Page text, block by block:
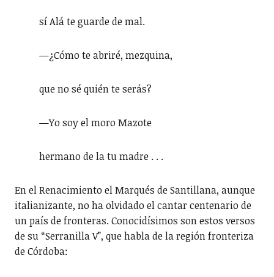
sí Alá te guarde de mal.
—¿Cómo te abriré, mezquina,
que no sé quién te serás?
—Yo soy el moro Mazote
hermano de la tu madre . . .
En el Renacimiento el Marqués de Santillana, aunque
italianizante, no ha olvidado el cantar centenario de
un país de fronteras. Conocidísimos son estos versos
de su “Serranilla V”, que habla de la región fronteriza
de Córdoba: